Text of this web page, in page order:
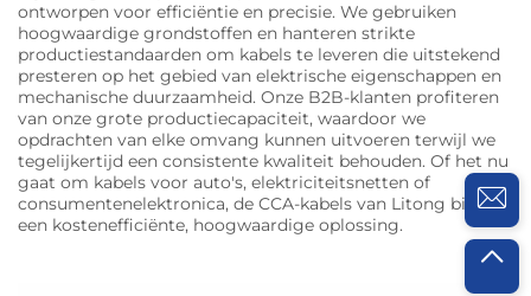
ontworpen voor efficiëntie en precisie. We gebruiken
hoogwaardige grondstoffen en hanteren strikte
productiestandaarden om kabels te leveren die uitstekend
presteren op het gebied van elektrische eigenschappen en
mechanische duurzaamheid. Onze B2B-klanten profiteren
van onze grote productiecapaciteit, waardoor we
opdrachten van elke omvang kunnen uitvoeren terwijl we
tegelijkertijd een consistente kwaliteit behouden. Of het nu
gaat om kabels voor auto's, elektriciteitsnetten of
consumentenelektronica, de CCA-kabels van Litong bieden
een kostenefficiënte, hoogwaardige oplossing.